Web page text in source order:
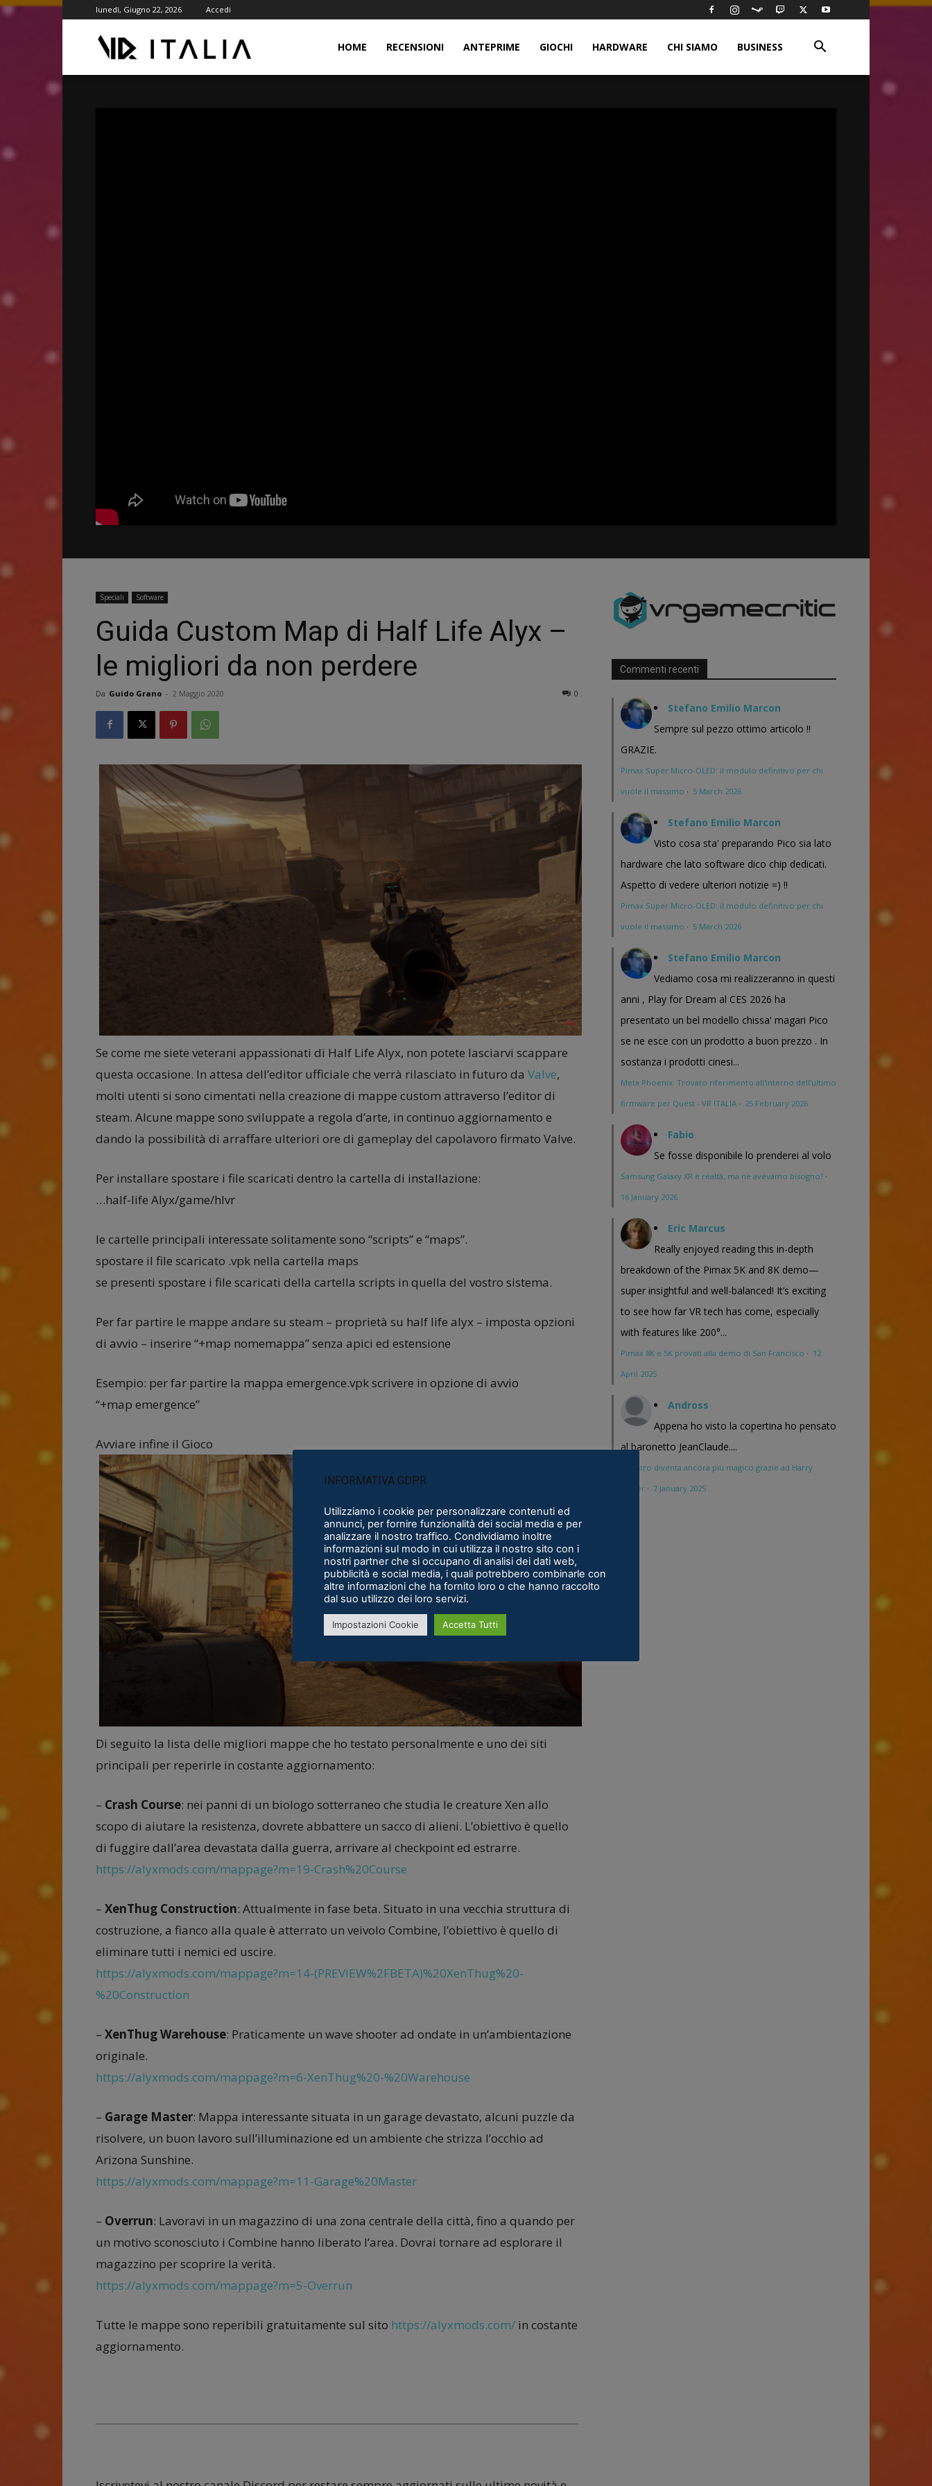
lunedì, Giugno 22, 2026 Accedi
HOME RECENSIONI ANTEPRIME GIOCHI HARDWARE CHI SIAMO BUSINESS
Speciali Software
Guida Custom Map di Half Life Alyx –
le migliori da non perdere
Da Guido Grano - 2 Maggio 2020 0
Se come me siete veterani appassionati di Half Life Alyx, non potete lasciarvi scappare
questa occasione. In attesa dell’editor ufficiale che verrà rilasciato in futuro da Valve,
molti utenti si sono cimentati nella creazione di mappe custom attraverso l’editor di
steam. Alcune mappe sono sviluppate a regola d’arte, in continuo aggiornamento e
dando la possibilità di arraffare ulteriori ore di gameplay del capolavoro firmato Valve.
Per installare spostare i file scaricati dentro la cartella di installazione:
…half-life Alyx/game/hlvr
le cartelle principali interessate solitamente sono “scripts” e “maps”.
spostare il file scaricato .vpk nella cartella maps
se presenti spostare i file scaricati della cartella scripts in quella del vostro sistema.
Per far partire le mappe andare su steam – proprietà su half life alyx – imposta opzioni
di avvio – inserire “+map nomemappa” senza apici ed estensione
Esempio: per far partire la mappa emergence.vpk scrivere in opzione di avvio
“+map emergence”
Avviare infine il Gioco
Di seguito la lista delle migliori mappe che ho testato personalmente e uno dei siti
principali per reperirle in costante aggiornamento:
– Crash Course: nei panni di un biologo sotterraneo che studia le creature Xen allo
scopo di aiutare la resistenza, dovrete abbattere un sacco di alieni. L’obiettivo è quello
di fuggire dall’area devastata dalla guerra, arrivare al checkpoint ed estrarre.
https://alyxmods.com/mappage?m=19-Crash%20Course
– XenThug Construction: Attualmente in fase beta. Situato in una vecchia struttura di
costruzione, a fianco alla quale è atterrato un veivolo Combine, l’obiettivo è quello di
eliminare tutti i nemici ed uscire.
https://alyxmods.com/mappage?m=14-(PREVIEW%2FBETA)%20XenThug%20-
%20Construction
– XenThug Warehouse: Praticamente un wave shooter ad ondate in un’ambientazione
originale.
https://alyxmods.com/mappage?m=6-XenThug%20-%20Warehouse
– Garage Master: Mappa interessante situata in un garage devastato, alcuni puzzle da
risolvere, un buon lavoro sull’illuminazione ed un ambiente che strizza l’occhio ad
Arizona Sunshine.
https://alyxmods.com/mappage?m=11-Garage%20Master
– Overrun: Lavoravi in un magazzino di una zona centrale della città, fino a quando per
un motivo sconosciuto i Combine hanno liberato l’area. Dovrai tornare ad esplorare il
magazzino per scoprire la verità.
https://alyxmods.com/mappage?m=5-Overrun
Tutte le mappe sono reperibili gratuitamente sul sito https://alyxmods.com/ in costante
aggiornamento.
Commenti recenti
Stefano Emilio Marcon
Sempre sul pezzo ottimo articolo !!
GRAZIE.
Pimax Super Micro-OLED: il modulo definitivo per chi
vuole il massimo · 5 March 2026
Stefano Emilio Marcon
Visto cosa sta' preparando Pico sia lato
hardware che lato software dico chip dedicati.
Aspetto di vedere ulteriori notizie =) !!
Pimax Super Micro-OLED: il modulo definitivo per chi
vuole il massimo · 5 March 2026
Stefano Emilio Marcon
Vediamo cosa mi realizzeranno in questi
anni , Play for Dream al CES 2026 ha
presentato un bel modello chissa' magari Pico
se ne esce con un prodotto a buon prezzo . In
sostanza i prodotti cinesi...
Meta Phoenix: Trovato riferimento all'interno dell'ultimo
firmware per Quest - VR ITALIA · 25 February 2026
Fabio
Se fosse disponibile lo prenderei al volo
Samsung Galaxy XR è realtà, ma ne avevamo bisogno? ·
16 January 2026
Eric Marcus
Really enjoyed reading this in-depth
breakdown of the Pimax 5K and 8K demo—
super insightful and well-balanced! It’s exciting
to see how far VR tech has come, especially
with features like 200°...
Pimax 8K e 5K provati alla demo di San Francisco · 12
April 2025
Andross
Appena ho visto la copertina ho pensato
al baronetto JeanClaude....
Maestro diventa ancora più magico grazie ad Harry
Potter · 7 January 2025
INFORMATIVA GDPR
Utilizziamo i cookie per personalizzare contenuti ed
annunci, per fornire funzionalità dei social media e per
analizzare il nostro traffico. Condividiamo inoltre
informazioni sul modo in cui utilizza il nostro sito con i
nostri partner che si occupano di analisi dei dati web,
pubblicità e social media, i quali potrebbero combinarle con
altre informazioni che ha fornito loro o che hanno raccolto
dal suo utilizzo dei loro servizi.
Impostazioni Cookie Accetta Tutti